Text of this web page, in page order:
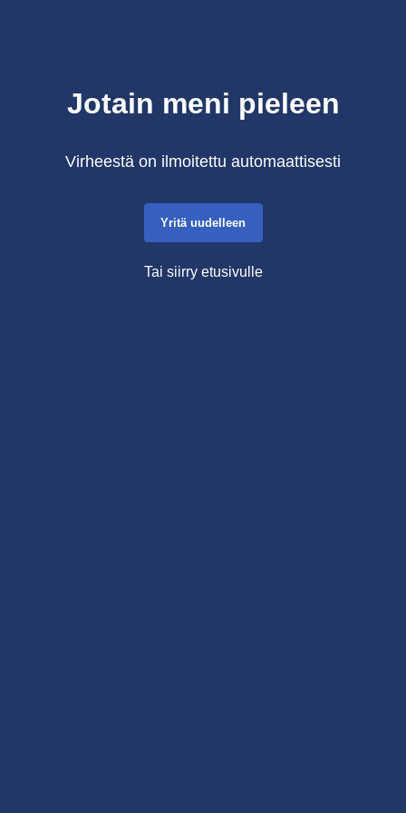
Jotain meni pieleen
Virheestä on ilmoitettu automaattisesti
Yritä uudelleen
Tai siirry etusivulle